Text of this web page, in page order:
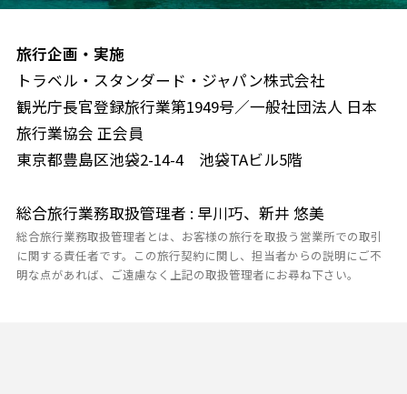
旅行企画・実施
トラベル・スタンダード・ジャパン株式会社
観光庁長官登録旅行業第1949号／一般社団法人 日本
旅行業協会 正会員
東京都豊島区池袋2-14-4 池袋TAビル5階
総合旅行業務取扱管理者 : 早川巧、新井 悠美
総合旅行業務取扱管理者とは、お客様の旅行を取扱う営業所での取引
に関する責任者です。この旅行契約に関し、担当者からの説明にご不
明な点があれば、ご遠慮なく上記の取扱管理者にお尋ね下さい。